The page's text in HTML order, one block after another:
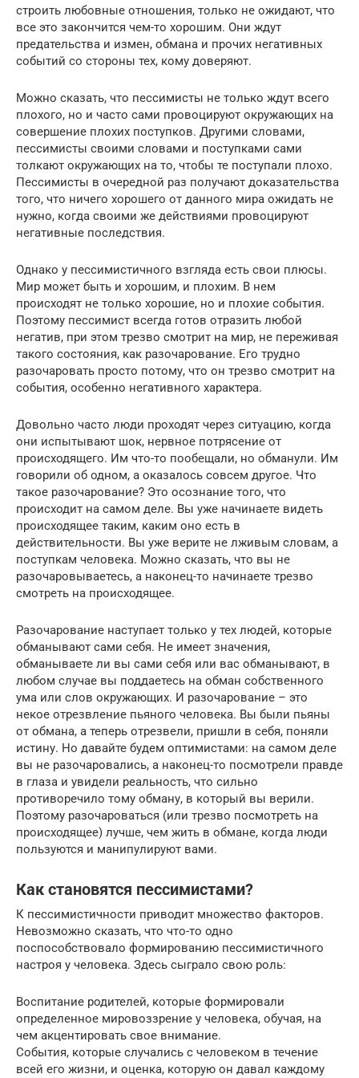
строить любовные отношения, только не ожидают, что
все это закончится чем-то хорошим. Они ждут
предательства и измен, обмана и прочих негативных
событий со стороны тех, кому доверяют.
Можно сказать, что пессимисты не только ждут всего
плохого, но и часто сами провоцируют окружающих на
совершение плохих поступков. Другими словами,
пессимисты своими словами и поступками сами
толкают окружающих на то, чтобы те поступали плохо.
Пессимисты в очередной раз получают доказательства
того, что ничего хорошего от данного мира ожидать не
нужно, когда своими же действиями провоцируют
негативные последствия.
Однако у пессимистичного взгляда есть свои плюсы.
Мир может быть и хорошим, и плохим. В нем
происходят не только хорошие, но и плохие события.
Поэтому пессимист всегда готов отразить любой
негатив, при этом трезво смотрит на мир, не переживая
такого состояния, как разочарование. Его трудно
разочаровать просто потому, что он трезво смотрит на
события, особенно негативного характера.
Довольно часто люди проходят через ситуацию, когда
они испытывают шок, нервное потрясение от
происходящего. Им что-то пообещали, но обманули. Им
говорили об одном, а оказалось совсем другое. Что
такое разочарование? Это осознание того, что
происходит на самом деле. Вы уже начинаете видеть
происходящее таким, каким оно есть в
действительности. Вы уже верите не лживым словам, а
поступкам человека. Можно сказать, что вы не
разочаровываетесь, а наконец-то начинаете трезво
смотреть на происходящее.
Разочарование наступает только у тех людей, которые
обманывают сами себя. Не имеет значения,
обманываете ли вы сами себя или вас обманывают, в
любом случае вы поддаетесь на обман собственного
ума или слов окружающих. И разочарование – это
некое отрезвление пьяного человека. Вы были пьяны
от обмана, а теперь отрезвели, пришли в себя, поняли
истину. Но давайте будем оптимистами: на самом деле
вы не разочаровались, а наконец-то посмотрели правде
в глаза и увидели реальность, что сильно
противоречило тому обману, в который вы верили.
Поэтому разочароваться (или трезво посмотреть на
происходящее) лучше, чем жить в обмане, когда люди
пользуются и манипулируют вами.
Как становятся пессимистами?
К пессимистичности приводит множество факторов.
Невозможно сказать, что что-то одно
поспособствовало формированию пессимистичного
настроя у человека. Здесь сыграло свою роль:
Воспитание родителей, которые формировали
определенное мировоззрение у человека, обучая, на
чем акцентировать свое внимание.
События, которые случались с человеком в течение
всей его жизни, и оценка, которую он давал каждому